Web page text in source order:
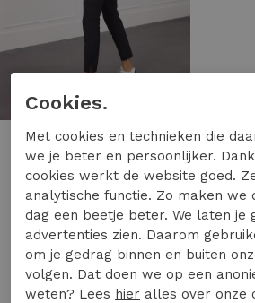
Studio Anneloes
3 van de 3
Cookies.
Met cookies en technieken die
we je beter en persoonlijker.
cookies werkt de website goed.
analytische functie. Zo maken we
dag een beetje beter. We laten je
advertenties zien. Daarom
om je gedrag binnen en buiten
volgen. Dat doen we op een
weten? Lees hier alles over onze